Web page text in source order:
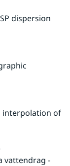
dispersion
interpolation of
vattendrag -